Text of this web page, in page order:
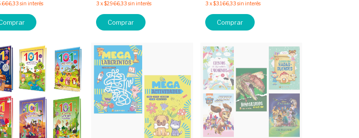
sin interés 3 x$2.966,33 sin interés
Comprar
3 x$3.166,33 sin interés
Comprar